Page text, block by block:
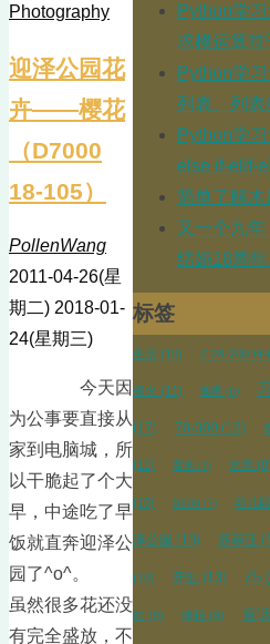
Photography
迎泽公园花
卉——樱花
（D7000
18-105）
PollenWang
2011-04-26(星
期二) 2018-01-
24(星期三)
今天因
为公事要直接从
家到电脑城，所
以干脆起了个大
早，中途吃了早
饭就直奔迎泽公
园了^o^。
虽然很多花还没
有完全盛放，不
Python学
求模运算符
Python学
列表、列表
Python学
else if-elif-
简单了解
又一个九
结婚18周年
标签
生活 (10) Z 24-200 f4-
极火 (11) 搬家 (6)
(17) 70-300 (13)
(11) 黄米 (7) 水培 (8)
(10) S100 (7) 幼儿园
泽公园 (13) 苏菲亚
(10) 开缸 (13) Z5
缸 (9) 绿植 (8) 童话